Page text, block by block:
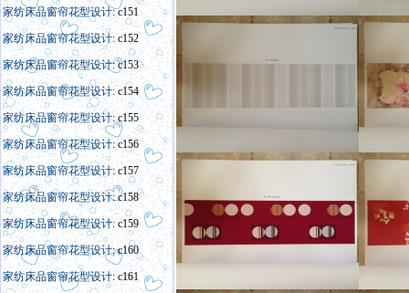
家纺床品窗帘花型设计: c151
家纺床品窗帘花型设计: c152
家纺床品窗帘花型设计: c153
家纺床品窗帘花型设计: c154
家纺床品窗帘花型设计: c155
家纺床品窗帘花型设计: c156
家纺床品窗帘花型设计: c157
家纺床品窗帘花型设计: c158
家纺床品窗帘花型设计: c159
家纺床品窗帘花型设计: c160
家纺床品窗帘花型设计: c161